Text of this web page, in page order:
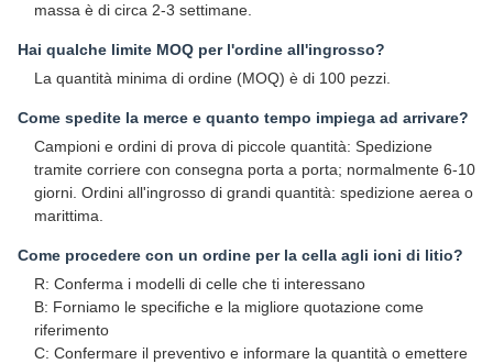
massa è di circa 2-3 settimane.
Hai qualche limite MOQ per l'ordine all'ingrosso?
La quantità minima di ordine (MOQ) è di 100 pezzi.
Come spedite la merce e quanto tempo impiega ad arrivare?
Campioni e ordini di prova di piccole quantità: Spedizione
tramite corriere con consegna porta a porta; normalmente 6-10
giorni. Ordini all'ingrosso di grandi quantità: spedizione aerea o
marittima.
Come procedere con un ordine per la cella agli ioni di litio?
R: Conferma i modelli di celle che ti interessano
B: Forniamo le specifiche e la migliore quotazione come
riferimento
C: Confermare il preventivo e informare la quantità o emettere